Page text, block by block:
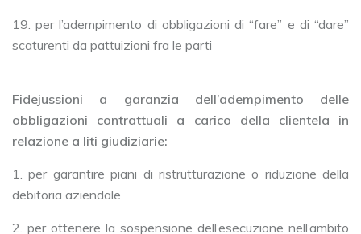
19. per l’adempimento di obbligazioni di “fare” e di “dare”
scaturenti da pattuizioni fra le parti
Fidejussioni a garanzia dell’adempimento delle
obbligazioni contrattuali a carico della clientela in
relazione a liti giudiziarie:
1. per garantire piani di ristrutturazione o riduzione della
debitoria aziendale
2. per ottenere la sospensione dell’esecuzione nell’ambito